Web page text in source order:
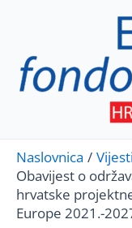
content
Naslovnica
Vijesti
Obavijest o
hrvatske
Europe 2021.-